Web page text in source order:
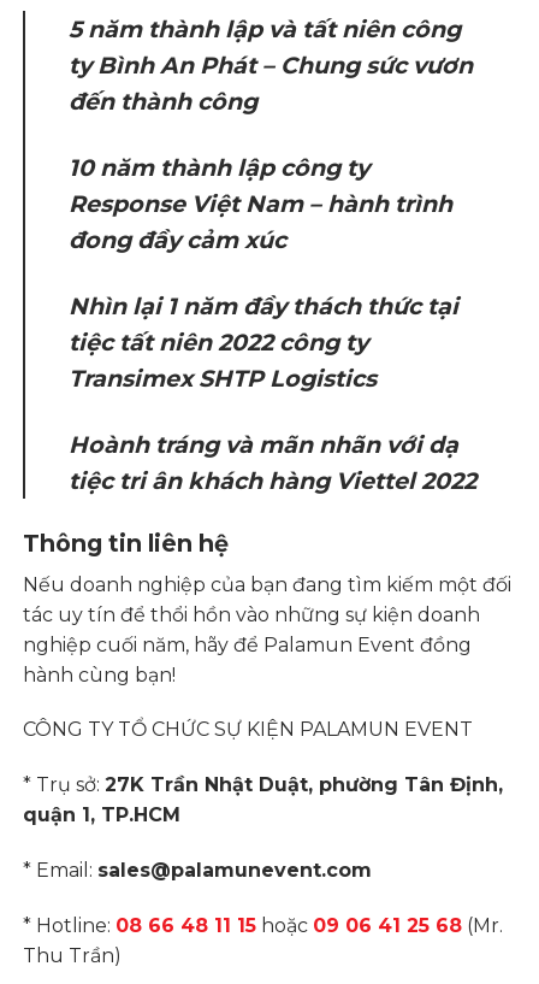
5 năm thành lập và tất niên công
ty Bình An Phát – Chung sức vươn
đến thành công
10 năm thành lập công ty
Response Việt Nam – hành trình
đong đầy cảm xúc
Nhìn lại 1 năm đầy thách thức tại
tiệc tất niên 2022 công ty
Transimex SHTP Logistics
Hoành tráng và mãn nhãn với dạ
tiệc tri ân khách hàng Viettel 2022
Thông tin liên hệ
Nếu doanh nghiệp của bạn đang tìm kiếm một đối
tác uy tín để thổi hồn vào những sự kiện doanh
nghiệp cuối năm, hãy để Palamun Event đồng
hành cùng bạn!
CÔNG TY TỔ CHỨC SỰ KIỆN PALAMUN EVENT
* Trụ sở:27K Trần Nhật Duật, phường Tân Định,
quận 1, TP.HCM
* Email: sales@palamunevent.com
* Hotline: 08 66 48 11 15 hoặc 09 06 41 25 68 (Mr.
Thu Trần)